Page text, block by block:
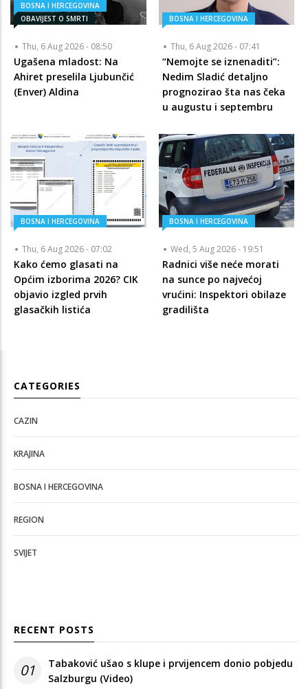
BOSNA I HERCEGOVINA
OBAVIJEST O SMRTI
Thu, 6 Aug 2026 - 08:50
Ugašena mladost: Na
Ahiret preselila Ljubunčić
(Enver) Aldina
BOSNA I HERCEGOVINA
Thu, 6 Aug 2026 - 07:41
“Nemojte se iznenaditi”:
Nedim Sladić detaljno
prognozirao šta nas čeka
u augustu i septembru
BOSNA I HERCEGOVINA
Thu, 6 Aug 2026 - 07:02
Kako ćemo glasati na
Općim izborima 2026? CIK
objavio izgled prvih
glasačkih listića
BOSNA I HERCEGOVINA
Wed, 5 Aug 2026 - 19:51
Radnici više neće morati
na sunce po najvećoj
vrućini: Inspektori obilaze
gradilišta
CATEGORIES
CAZIN
KRAJINA
BOSNA I HERCEGOVINA
REGION
SVIJET
RECENT POSTS
01
Tabaković ušao s klupe i prvijencem donio pobjedu
Salzburgu (Video)